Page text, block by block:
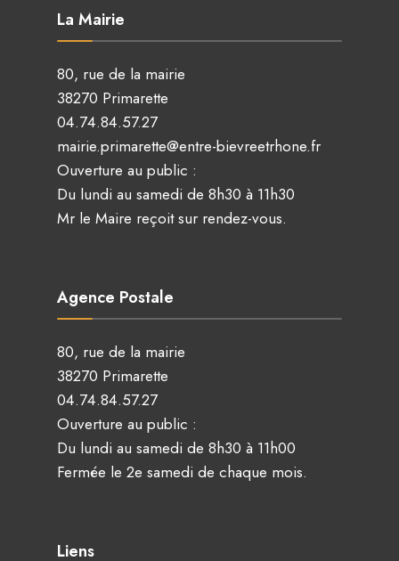
La Mairie
80, rue de la mairie
38270 Primarette
04.74.84.57.27
mairie.primarette@entre-bievreetrhone.fr
Ouverture au public :
Du lundi au samedi de 8h30 à 11h30
Mr le Maire reçoit sur rendez-vous.
Agence Postale
80, rue de la mairie
38270 Primarette
04.74.84.57.27
Ouverture au public :
Du lundi au samedi de 8h30 à 11h00
Fermée le 2e samedi de chaque mois.
Liens